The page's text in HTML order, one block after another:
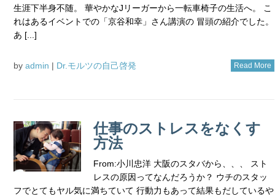
生涯下半身不随。 華やかなJリーガーから一転車椅子の生活へ。 こ
れはあるイベントでの「京谷和幸」さん講演の 冒頭の紹介でした。
あ [...]
by admin | Dr.モルツの自己啓発 Read More
仕事のストレスをなくす
方法
From:小川忠洋 大阪のスタバから、、、 スト
レスの原因ってなんだろうか？ ウチのスタッ
フでとてもヤル気に満ちていて 行動力もあって結果もだしているや